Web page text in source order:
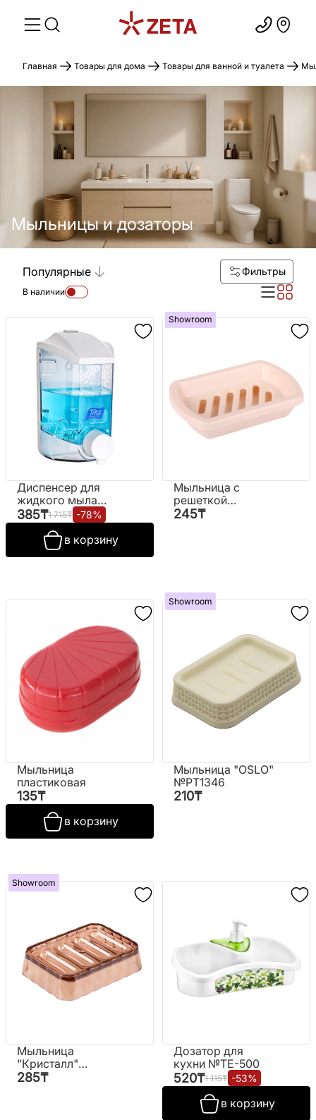
Главная Товары для дома Товары для ванной и туалета
Мыльницы и дозаторы
Популярные Фильтры
В наличии
Диспенсер для
жидкого мыла
400 мл. № TP-193
385₸1 715₸ -78%
в корзину
Showroom
Мыльница с
решеткой
(пластиковая)
245₸
Мыльница
пластиковая
135₸
в корзину
Showroom
Мыльница "OSLO"
№PT1346
210₸
Showroom
Мыльница
"Кристалл"
(пластиковая)
285₸
Дозатор для
кухни №TE-500
520₸1 115₸ -53%
в корзину